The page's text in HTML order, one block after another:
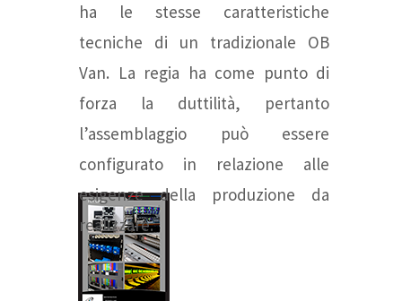
ha le stesse caratteristiche
tecniche di un tradizionale OB
Van. La regia ha come punto di
forza la duttilità, pertanto
l’assemblaggio può essere
configurato in relazione alle
esigenze della produzione da
realizzare.